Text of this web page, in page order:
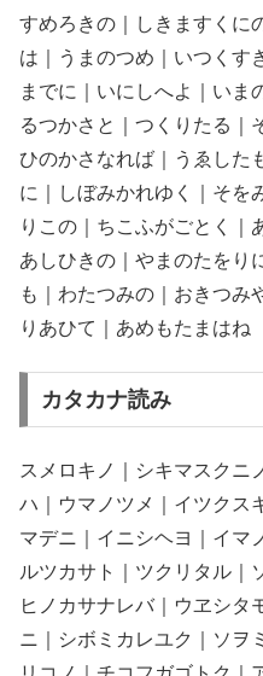
すめろきの｜しきますくに
は｜うまのつめ｜いつくす
までに｜いにしへよ｜いま
るつかさと｜つくりたる｜
ひのかさなれば｜うゑした
に｜しぼみかれゆく｜そを
りこの｜ちこふがごとく｜
あしひきの｜やまのたをり
も｜わたつみの｜おきつみ
りあひて｜あめもたまはね
カタカナ読み
スメロキノ｜シキマスクニ
ハ｜ウマノツメ｜イツクス
マデニ｜イニシヘヨ｜イマ
ルツカサト｜ツクリタル｜
ヒノカサナレバ｜ウヱシタ
ニ｜シボミカレユク｜ソヲ